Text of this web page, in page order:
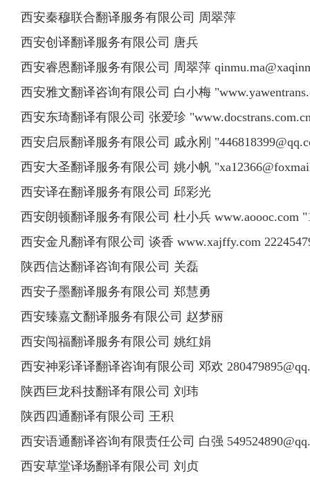
西安秦穆联合翻译服务有限公司 周翠萍
西安创译翻译服务有限公司 唐兵
西安睿恩翻译服务有限公司 周翠萍
西安雅文翻译咨询有限公司 白小梅
西安东琦翻译有限公司 张爱珍
西安启辰翻译服务有限公司 戚永刚 "
西安大圣翻译服务有限公司 姚小帆 "
西安译在翻译服务有限公司 邱彩光
西安朗顿翻译服务有限公司 杜小兵 www.aoooc.com "
西安金凡翻译有限公司 谈香 www.xajffy.com
陕西信达翻译咨询有限公司 关磊
西安子墨翻译服务有限公司 郑慧勇
西安臻嘉文翻译服务有限公司 赵梦丽
西安闯福翻译服务有限公司 姚红娟
西安神彩译译翻译咨询有限公司 邓欢
陕西巨龙科技翻译有限公司 刘玮
陕西四通翻译有限公司 王积
西安语通翻译咨询有限责任公司 白强
西安草堂译场翻译有限公司 刘贞